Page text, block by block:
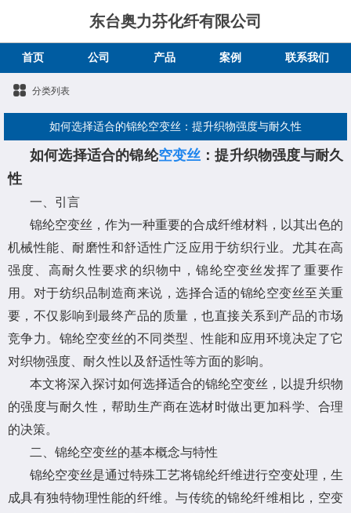
东台奥力芬化纤有限公司
首页 公司 产品 案例 联系我们
分类列表
如何选择适合的锦纶空变丝：提升织物强度与耐久性
如何选择适合的锦纶空变丝 ：提升织物强度与耐久
性
一、引言
锦纶空变丝，作为一种重要的合成纤维材料，以其出色的
机械性能、耐磨性和舒适性广泛应用于纺织行业。尤其在高
强度、高耐久性要求的织物中，锦纶空变丝发挥了重要作
用。对于纺织品制造商来说，选择合适的锦纶空变丝至关重
要，不仅影响到最终产品的质量，也直接关系到产品的市场
竞争力。锦纶空变丝的不同类型、性能和应用环境决定了它
对织物强度、耐久性以及舒适性等方面的影响。
本文将深入探讨如何选择适合的锦纶空变丝，以提升织物
的强度与耐久性，帮助生产商在选材时做出更加科学、合理
的决策。
二、锦纶空变丝的基本概念与特性
锦纶空变丝是通过特殊工艺将锦纶纤维进行空变处理，生
成具有独特物理性能的纤维。与传统的锦纶纤维相比，空变